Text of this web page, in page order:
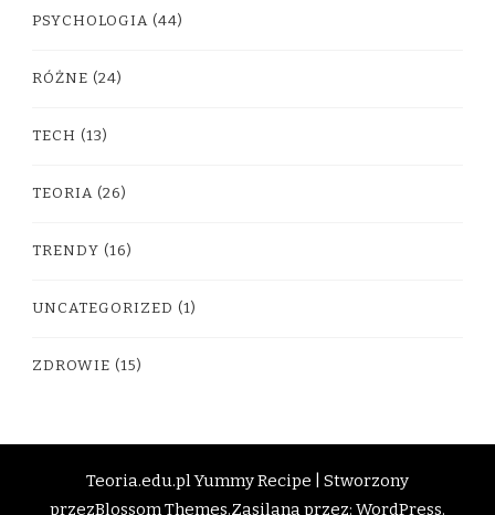
PSYCHOLOGIA (44)
RÓŻNE (24)
TECH (13)
TEORIA (26)
TRENDY (16)
UNCATEGORIZED (1)
ZDROWIE (15)
Teoria.edu.plYummy Recipe | Stworzony
przezBlossom Themes.Zasilana przez: WordPress.